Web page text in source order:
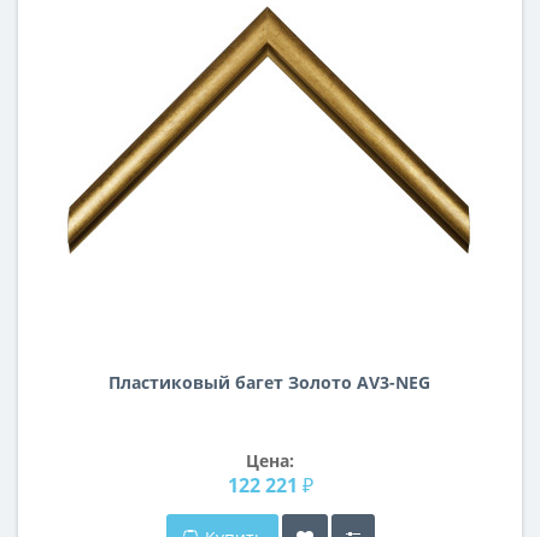
Пластиковый багет Золото AV3-NEG
Цена:
122 221 ₽